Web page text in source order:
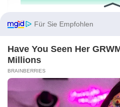
Aktien ATX DAX EuroStoxx 50 Dow
Weitere
Soni Medicare
8IP Emerging
Ventures Sang
Für Sie Empfohlen
Have You Seen Her
Millions
BRAINBERRIES